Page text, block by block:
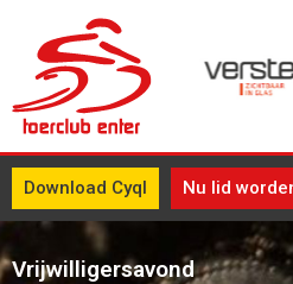
Download Cyql Nu lid
Vrijwilligersavond